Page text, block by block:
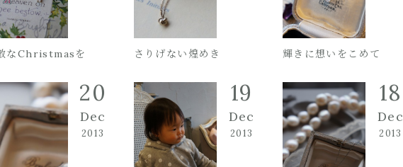
なChristmasを さりげない煌めき 輝きに想いをこめて
20
Dec
2013
19
Dec
2013
18
Dec
2013